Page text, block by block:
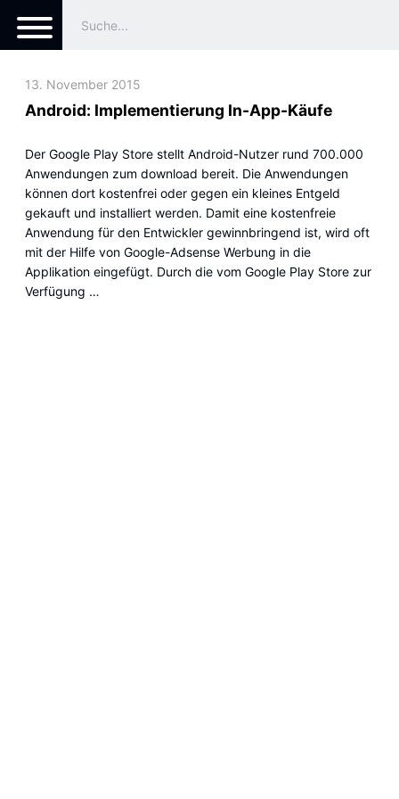
13. November 2015
Android: Implementierung In-App-Käufe
Der Google Play Store stellt Android-Nutzer rund 700.000
Anwendungen zum download bereit. Die Anwendungen
können dort kostenfrei oder gegen ein kleines Entgeld
gekauft und installiert werden. Damit eine kostenfreie
Anwendung für den Entwickler gewinnbringend ist, wird oft
mit der Hilfe von Google-Adsense Werbung in die
Applikation eingefügt. Durch die vom Google Play Store zur
Verfügung …